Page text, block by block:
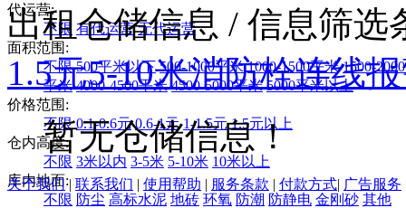
代运营:
不限 有代运营 无代运营
面积范围:
不限 500平米以下 500-1000平米 1000-1500平米 1500-
平米 4000-4500平米 4500-5000平米 5000平米以上
价格范围:
不限 0.1-0.6元 0.6-1元 1-1.5元 1.5元以上
仓内高度:
不限 3米以内 3-5米 5-10米 10米以上
库内地面:
不限 防尘 高标水泥 地砖 环氧 防潮 防静电 金刚砂 其他
出租仓储信息 / 信息筛选
1.5元5-10米消防栓连线
暂无仓储信息！
关于我们| 联系我们 | 使用帮助 | 服务条款 | 付款方式| 广告服务